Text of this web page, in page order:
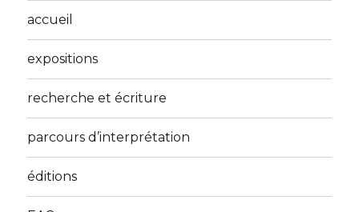
accueil
expositions
recherche et écriture
parcours d’interprétation
éditions